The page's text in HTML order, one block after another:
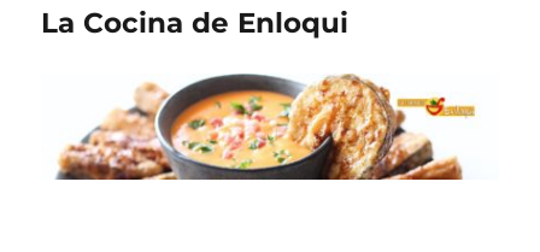
La Cocina de Enloqui